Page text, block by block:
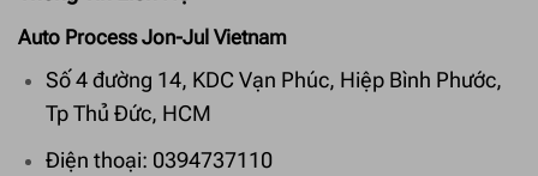
Auto Process Jon-Jul Vietnam
Số 4 đường 14, KDC Vạn Phúc, Hiệp Bình Phước,
Tp Thủ Đức, HCM
Điện thoại: 0394737110